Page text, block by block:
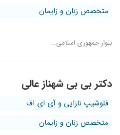
متخصص زنان و زایمان
بلوار جمهوری اسلامی...
دکتر بی بی شهناز عالی
فلوشیپ نازایی و آی ای اف
متخصص زنان و زایمان